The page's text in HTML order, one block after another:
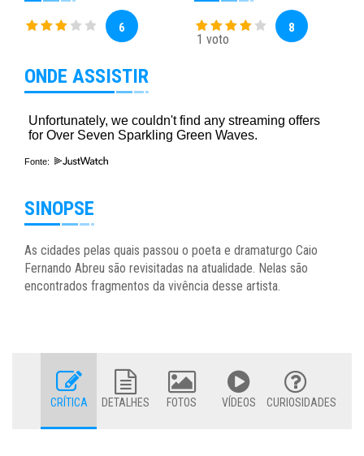
6
1 voto
8
ONDE ASSISTIR
Fonte:
SINOPSE
As cidades pelas quais passou o poeta e dramaturgo Caio
Fernando Abreu são revisitadas na atualidade. Nelas são
encontrados fragmentos da vivência desse artista.
CRÍTICA DETALHES FOTOS VÍDEOS CURIOSIDADES